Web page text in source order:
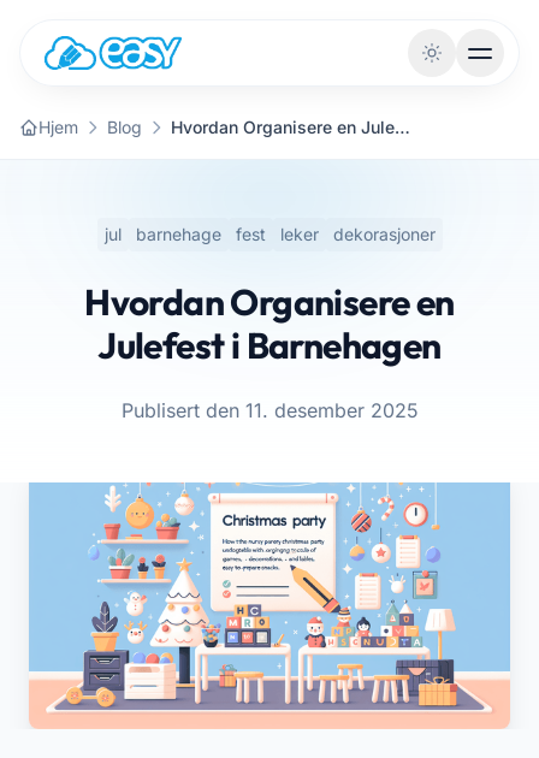
Hjem Blog Hvordan Organisere en Julefest i Barnehagen
jul barnehage fest leker dekorasjoner
Hvordan Organisere en
Julefest i Barnehagen
Publisert den 11. desember 2025